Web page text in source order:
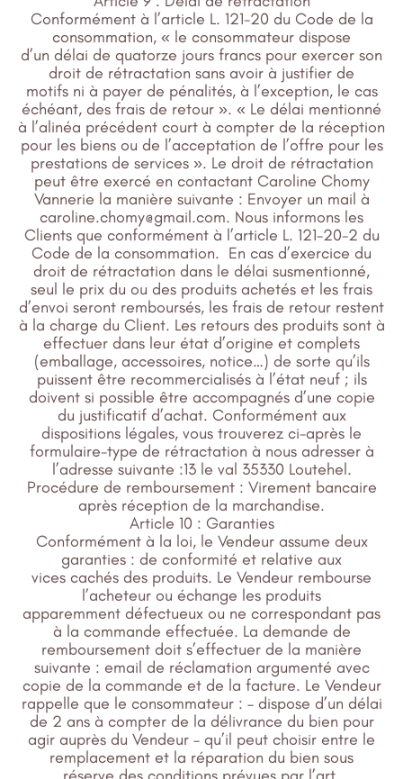
Conformément à l’article L. 121-20 du Code de la
consommation, « le consommateur dispose
d’un délai de quatorze jours francs pour exercer son
droit de rétractation sans avoir à justifier de
motifs ni à payer de pénalités, à l’exception, le cas
échéant, des frais de retour ». « Le délai mentionné
à l’alinéa précédent court à compter de la réception
pour les biens ou de l’acceptation de l’offre pour les
prestations de services ». Le droit de rétractation
peut être exercé en contactant Caroline Chomy
Vannerie la manière suivante : Envoyer un mail à
caroline.chomy@gmail.com. Nous informons les
Clients que conformément à l’article L. 121-20-2 du
Code de la consommation. En cas d’exercice du
droit de rétractation dans le délai susmentionné,
seul le prix du ou des produits achetés et les frais
d’envoi seront remboursés, les frais de retour restent
à la charge du Client. Les retours des produits sont à
effectuer dans leur état d’origine et complets
(emballage, accessoires, notice…) de sorte qu’ils
puissent être recommercialisés à l’état neuf ; ils
doivent si possible être accompagnés d’une copie
du justificatif d’achat. Conformément aux
dispositions légales, vous trouverez ci-après le
formulaire-type de rétractation à nous adresser à
l’adresse suivante :13 le val 35330 Loutehel.
Procédure de remboursement : Virement bancaire
après réception de la marchandise.
Article 10 : Garanties
Conformément à la loi, le Vendeur assume deux
garanties : de conformité et relative aux
vices cachés des produits. Le Vendeur rembourse
l’acheteur ou échange les produits
apparemment défectueux ou ne correspondant pas
à la commande effectuée. La demande de
remboursement doit s’effectuer de la manière
suivante : email de réclamation argumenté avec
copie de la commande et de la facture. Le Vendeur
rappelle que le consommateur : – dispose d’un délai
de 2 ans à compter de la délivrance du bien pour
agir auprès du Vendeur – qu’il peut choisir entre le
remplacement et la réparation du bien sous